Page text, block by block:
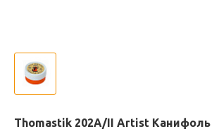
Thomastik 202A/II Artist Канифоль